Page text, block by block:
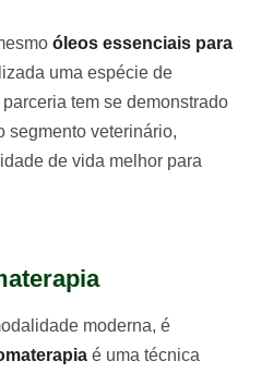
óleos essenciais para
uma espécie de
tem se demonstrado
segmento veterinário,
de vida melhor para
moderna, é
é uma técnica